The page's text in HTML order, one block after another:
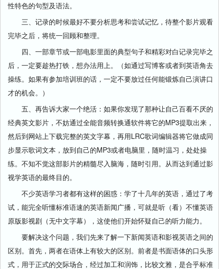
性特色的句型及语法。
三、记录的时候最好不要分析思考和尝试记忆，待整个影片观看
完毕之后，将统一回顾和整理。
四、一部章节或一部电影里面的典型句子和精彩对白记录完毕之
后，一定要趁热打铁，想办法用上。（如通过写博客或者到英语角去
操练。如果有参加培训班的话，一定不要放过任何能锻炼自己演讲口
才的机会。）
五、再告诉大家一个绝活：如果你发现了那种让自己百看不厌的
经典英文影片，不妨通过全能音频转换通软件将它的MP3提取出来，
然后到网站上下载完整的英文字幕，再用LRC歌词编辑器将它做成同
步显示歌词文本，放到自己的MP3或者电脑里，随时温习，处处操
练。不知不觉这部影片的精髓尽入脑海，随时引用。从而达到通过影
视学英语的最终目的。
不少英语学习者都有这样的困惑：学了十几年的英语，通过了考
试，能完全听懂标准语速的英语新闻广播，可就是听（看）不懂英语
原版影视剧（无中文字幕），这使他们开始怀疑自己的听力能力。
要解决这个问题，我们先来了解一下新闻英语和影视英语之间的
区别。首先，两者在语体上有较大的区别。前者是书面语体的口头形
式，用于正式的交际场合，经过加工和润饰，比较文雅，是合乎标准